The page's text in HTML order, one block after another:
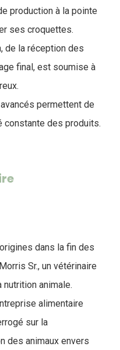
production à la pointe
ses croquettes.
de la réception des
final, est soumise à
permettent de
constante des produits.
dans la fin des
Sr., un vétérinaire
animale.
alimentaire
sur la
des animaux envers